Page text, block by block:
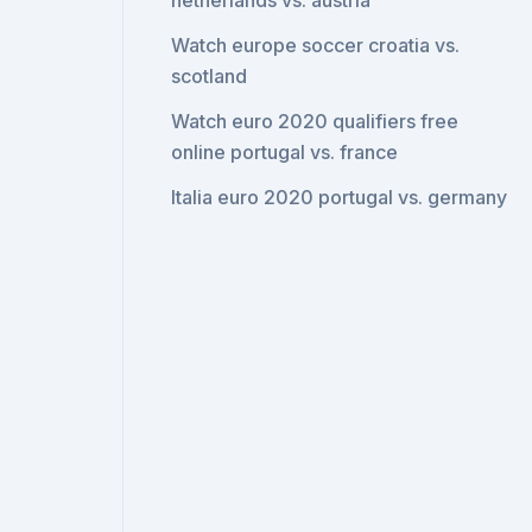
Watch europe soccer croatia vs.
scotland
Watch euro 2020 qualifiers free
online portugal vs. france
Italia euro 2020 portugal vs. germany